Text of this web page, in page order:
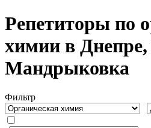
Репетиторы по
химии в
Мандрыковка
Фильтр